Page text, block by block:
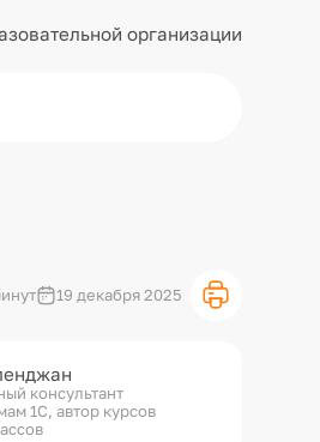
организации
19 декабря 2025
консультант
1С, автор курсов